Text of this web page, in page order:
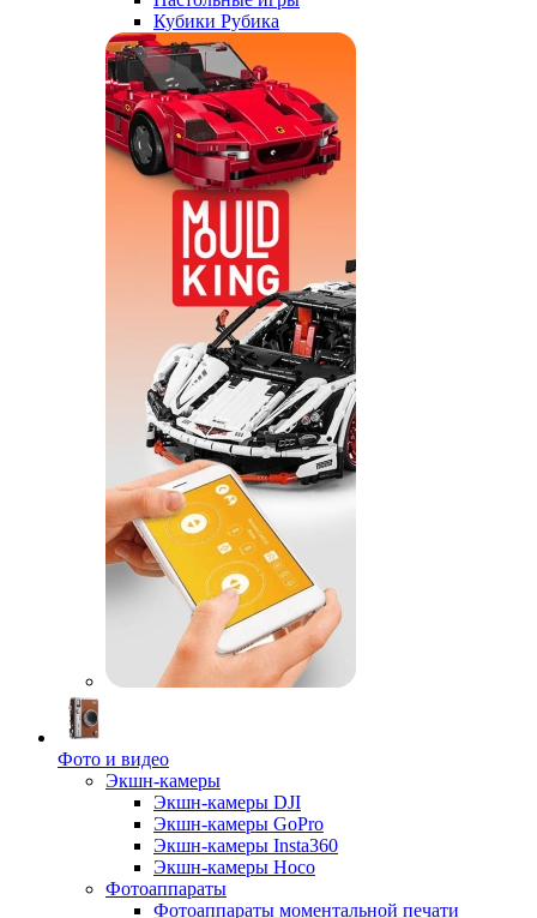
Кубики Рубика
Фото и видео
Экшн-камеры
Экшн-камеры DJI
Экшн-камеры GoPro
Экшн-камеры Insta360
Экшн-камеры Hoco
Фотоаппараты
Фотоаппараты моментальной печати